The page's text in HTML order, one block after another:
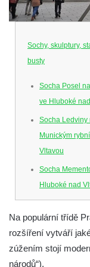
Sochy, skulptury,
busty
Socha Posel
ve Hluboké
Socha Ledviny
Munickým
Vltavou
Socha
Hluboké nad
Socha
Socha
Socha
Na populární třídě
rozšíření vytváří
zúžením stojí
národů“).